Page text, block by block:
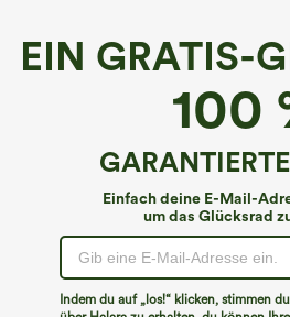
EIN GRATIS-
100
Einfach deine E-Mail-
um das Glücksrad
Indem du auf „los!“ klicken, stimmen
Kapuzensweatshirt mit
Ärmeln, Daumenloch und
Wandern und Sport
€35,95 EUR